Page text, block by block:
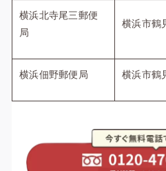
横浜北寺尾三郵便
局
横浜市鶴
横浜佃野郵便局 横浜市鶴